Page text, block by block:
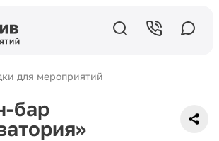
для мероприятий
бар